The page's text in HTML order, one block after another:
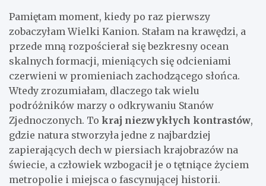
Pamiętam moment, kiedy po raz pierwszy
zobaczyłam Wielki Kanion. Stałam na krawędzi, a
przede mną rozpościerał się bezkresny ocean
skalnych formacji, mieniących się odcieniami
czerwieni w promieniach zachodzącego słońca.
Wtedy zrozumiałam, dlaczego tak wielu
podróżników marzy o odkrywaniu Stanów
Zjednoczonych. To kraj niezwykłych kontrastów,
gdzie natura stworzyła jedne z najbardziej
zapierających dech w piersiach krajobrazów na
świecie, a człowiek wzbogacił je o tętniące życiem
metropolie i miejsca o fascynującej historii.